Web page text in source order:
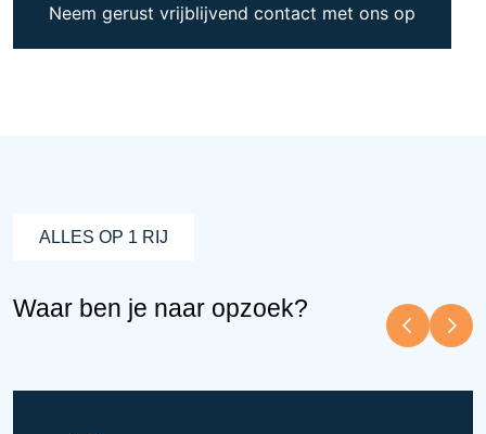
Neem gerust vrijblijvend contact met ons op
ALLES OP 1 RIJ
Waar ben je naar opzoek?